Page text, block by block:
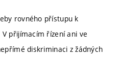
rovného přístupu k
přijímacím řízení ani ve
diskriminaci z žádných